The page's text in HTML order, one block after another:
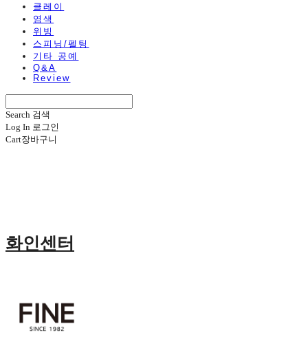
클레이
염색
위빙
스피닝/펠팅
기타 공예
Q&A
Review
Search 검색
Log In 로그인
Cart장바구니
화인센터